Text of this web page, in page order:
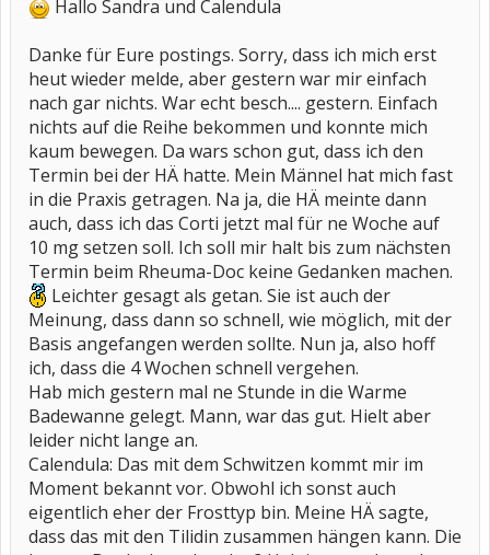
Hallo Sandra und Calendula
Danke für Eure postings. Sorry, dass ich mich erst
heut wieder melde, aber gestern war mir einfach
nach gar nichts. War echt besch.... gestern. Einfach
nichts auf die Reihe bekommen und konnte mich
kaum bewegen. Da wars schon gut, dass ich den
Termin bei der HÄ hatte. Mein Männel hat mich fast
in die Praxis getragen. Na ja, die HÄ meinte dann
auch, dass ich das Corti jetzt mal für ne Woche auf
10 mg setzen soll. Ich soll mir halt bis zum nächsten
Termin beim Rheuma-Doc keine Gedanken machen.
Leichter gesagt als getan. Sie ist auch der
Meinung, dass dann so schnell, wie möglich, mit der
Basis angefangen werden sollte. Nun ja, also hoff
ich, dass die 4 Wochen schnell vergehen.
Hab mich gestern mal ne Stunde in die Warme
Badewanne gelegt. Mann, war das gut. Hielt aber
leider nicht lange an.
Calendula: Das mit dem Schwitzen kommt mir im
Moment bekannt vor. Obwohl ich sonst auch
eigentlich eher der Frosttyp bin. Meine HÄ sagte,
dass das mit den Tilidin zusammen hängen kann. Die